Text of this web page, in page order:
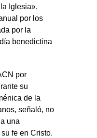
Iglesia»,
por los
por la
benedictina
por
su
de la
señaló, no
una
fe en Cristo.